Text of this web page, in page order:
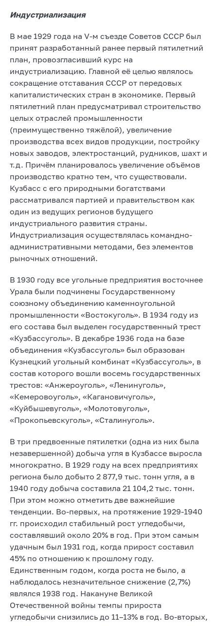
Индустриализация
В мае 1929 года на V-м съезде Советов СССР был
принят разработанный ранее первый пятилетний
план, провозгласивший курс на
индустриализацию. Главной её целью являлось
сокращение отставания СССР от передовых
капиталистических стран в экономике. Первый
пятилетний план предусматривал строительство
целых отраслей промышленности
(преимущественно тяжёлой), увеличение
производства всех видов продукции, постройку
новых заводов, электростанций, рудников, шахт и
т.д. Причём планировалось увеличение объёмов
производство кратно тем, что существовали.
Кузбасс с его природными богатствами
рассматривался партией и правительством как
один из ведущих регионов будущего
индустриального развития страны.
Индустриализация осуществлялась командно-
административными методами, без элементов
рыночных отношений.
В 1930 году все угольные предприятия восточнее
Урала были подчинены Государственному
союзному объединению каменноугольной
промышленности «Востокуголь». В 1934 году из
его состава был выделен государственный трест
«Кузбассуголь». В декабре 1936 года на базе
объединения «Кузбассуголь» был образован
Кузнецкий угольный комбинат «Кузбассуголь», в
состав которого вошли восемь государственных
трестов: «Анжероуголь», «Ленинуголь»,
«Кемеровоуголь», «Кагановичуголь»,
«Куйбышевуголь», «Молотовуголь»,
«Прокопьевскуголь», «Сталинуголь».
В три предвоенные пятилетки (одна из них была
незавершенной) добыча угля в Кузбассе выросла
многократно. В 1929 году на всех предприятиях
региона было добыто 2 877,9 тыс. тонн угля, а в
1940 году добыча составила 21 104,2 тыс. тонн.
При этом можно отметить две важнейшие
тенденции. Во-первых, на протяжение 1929-1940
гг. происходил стабильный рост угледобычи,
составлявший около 20% в год. При этом самым
удачным был 1931 год, когда прирост составил
45% по отношению к прошлому году.
Единственным годом, когда роста не было, а
наблюдалось незначительное снижение (2,7%)
являлся 1938 год. Накануне Великой
Отечественной войны темпы прироста
угледобычи снизились до 11–13% в год. Во-вторых,